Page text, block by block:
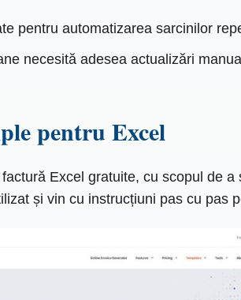
pentru automatizarea sarcinilor
necesită adesea actualizări
pentru Excel
Excel gratuite, cu scopul de
și vin cu instrucțiuni pas cu pas